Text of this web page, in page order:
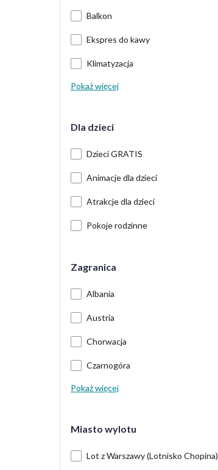
Balkon
Ekspres do kawy
Klimatyzacja
Pokaż więcej
Dla dzieci
Dzieci GRATIS
Animacje dla dzieci
Atrakcje dla dzieci
Pokoje rodzinne
Zagranica
Albania
Austria
Chorwacja
Czarnogóra
Pokaż więcej
Miasto wylotu
Lot z Warszawy (Lotnisko Chopina)